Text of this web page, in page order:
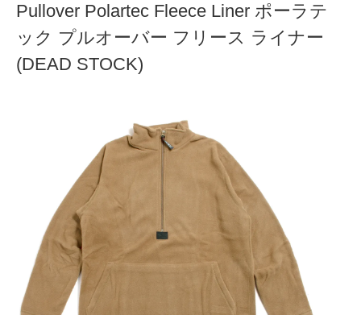
Pullover Polartec Fleece Liner ポーラテ
ック プルオーバー フリース ライナー
(DEAD STOCK)
Tops(トップス)
Jacket,Coat(ジャケット,コート)
Bottoms(ボトムス)
Headwear(キャップ,ハット等)
Footwear(シューズ,ブーツ,サンダル等)
Bag(バッグ)